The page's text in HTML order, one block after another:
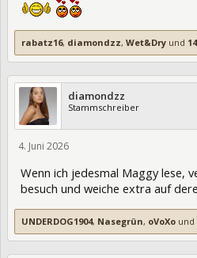
rabatz16, diamondzz, Wet&Dry und
diamondzz
Stammschreiber
4. Juni 2026
Wenn ich jedesmal Maggy lese,
besuch und weiche extra auf
UNDERDOG1904, Nasegrün, oVoXo und